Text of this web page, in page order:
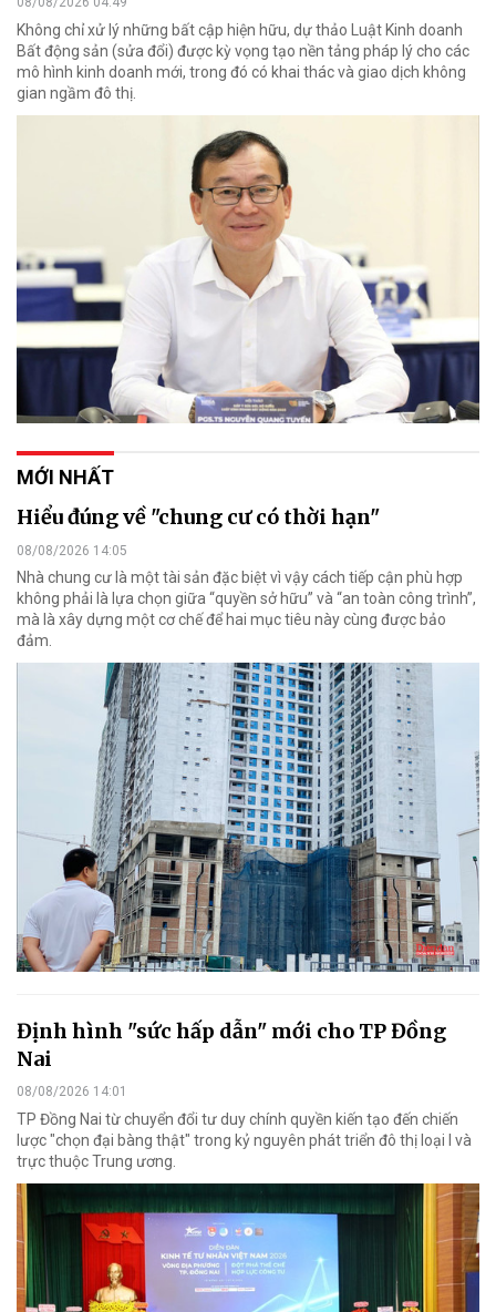
Không chỉ xử lý những bất cập hiện hữu, dự thảo Luật Kinh doanh
Bất động sản (sửa đổi) được kỳ vọng tạo nền tảng pháp lý cho các
mô hình kinh doanh mới, trong đó có khai thác và giao dịch không
gian ngầm đô thị.
MỚI NHẤT
Hiểu đúng về "chung cư có thời hạn"
08/08/2026 14:05
Nhà chung cư là một tài sản đặc biệt vì vậy cách tiếp cận phù hợp
không phải là lựa chọn giữa “quyền sở hữu” và “an toàn công trình”,
mà là xây dựng một cơ chế để hai mục tiêu này cùng được bảo
đảm.
Định hình "sức hấp dẫn" mới cho TP Đồng
Nai
08/08/2026 14:01
TP Đồng Nai từ chuyển đổi tư duy chính quyền kiến tạo đến chiến
lược "chọn đại bàng thật" trong kỷ nguyên phát triển đô thị loại I và
trực thuộc Trung ương.